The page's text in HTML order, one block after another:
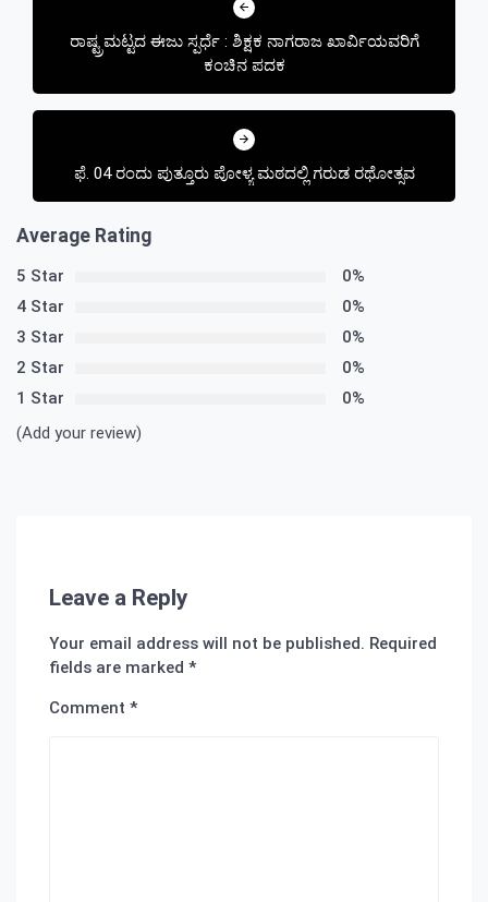
ರಾಷ್ಟ್ರಮಟ್ಟದ ಈಜು ಸ್ಪರ್ಧೆ : ಶಿಕ್ಷಕ ನಾಗರಾಜ ಖಾರ್ವಿಯವರಿಗೆ
ಕಂಚಿನ ಪದಕ
ಫೆ. 04 ರಂದು ಪುತ್ತೂರು ಪೋಳ್ಯ ಮಠದಲ್ಲಿ ಗರುಡ ರಥೋತ್ಸವ
Average Rating
5 Star
0%
4 Star
0%
3 Star
0%
2 Star
0%
1 Star
0%
(Add your review)
Leave a Reply
Your email address will not be published. Required
fields are marked *
Comment *